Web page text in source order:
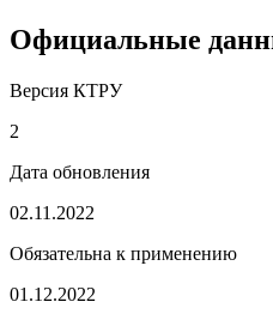
Официальные
Версия КТРУ
2
Дата обновления
02.11.2022
Обязательна к применению
01.12.2022